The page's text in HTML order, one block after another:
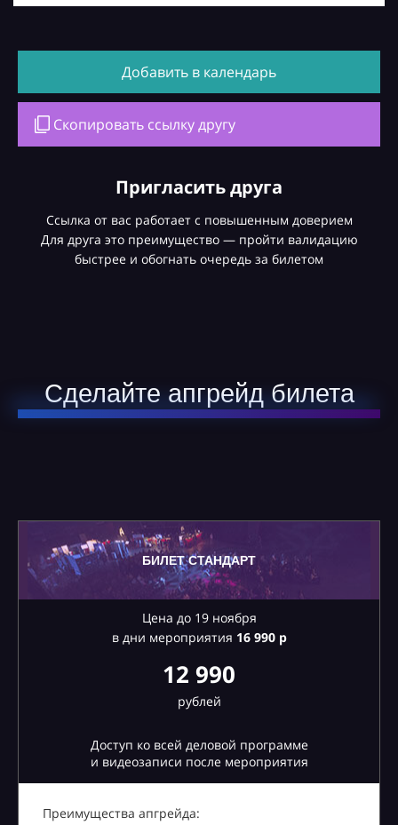
Добавить в календарь
Скопировать ссылку другу
Пригласить друга
Ссылка от вас работает с повышенным доверием
Для друга это преимущество — пройти валидацию
быстрее и обогнать очередь за билетом
Сделайте апгрейд билета
БИЛЕТ СТАНДАРТ
Цена до 19 ноября
в дни мероприятия 16990 р
12 990
рублей
Доступ ко всей деловой программе
и видеозаписи после мероприятия
Преимущества апгрейда: